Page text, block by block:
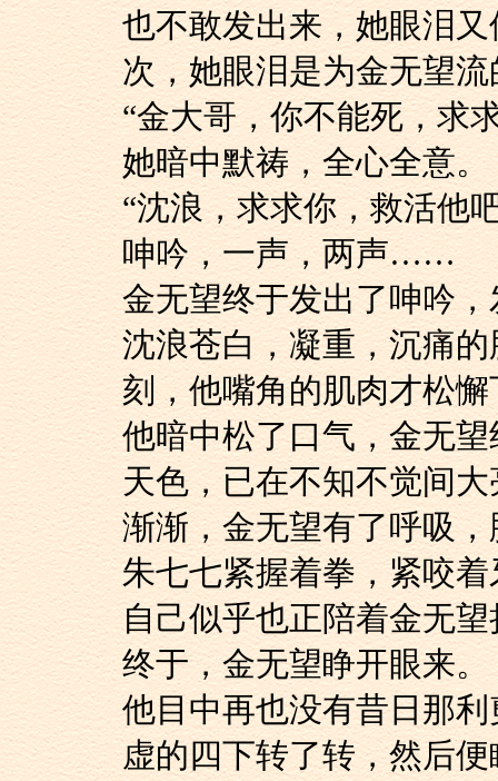
也不敢发出来，她眼泪
次，她眼泪是为金无望流
“金大哥，你不能死，
她暗中默祷，全心全意。
“沈浪，求求你，救活
呻吟，一声，两声……
金无望终于发出了呻吟
沈浪苍白，凝重，沉
刻，他嘴角的肌肉才松
他暗中松了口气，金无
天色，已在不知不觉间
渐渐，金无望有了呼吸
朱七七紧握着拳，紧
自己似乎也正陪着金无
终于，金无望睁开眼来。
他目中再也没有昔日
虚的四下转了转，然后